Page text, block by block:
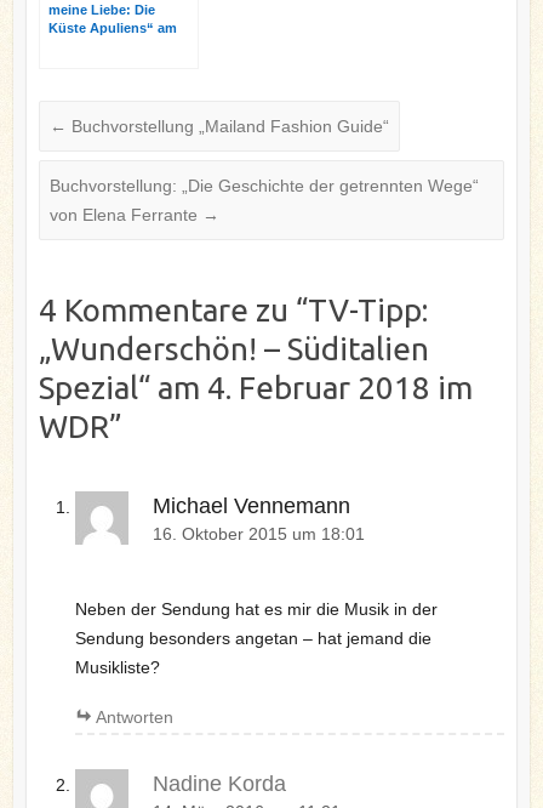
meine Liebe: Die
Küste Apuliens“ am
← Buchvorstellung „Mailand Fashion Guide“
Buchvorstellung: „Die Geschichte der getrennten Wege“
von Elena Ferrante →
4 Kommentare zu “TV-Tipp:
„Wunderschön! – Süditalien
Spezial“ am 4. Februar 2018 im
WDR”
Michael Vennemann
16. Oktober 2015 um 18:01
Neben der Sendung hat es mir die Musik in der
Sendung besonders angetan – hat jemand die
Musikliste?
Antworten
Nadine Korda